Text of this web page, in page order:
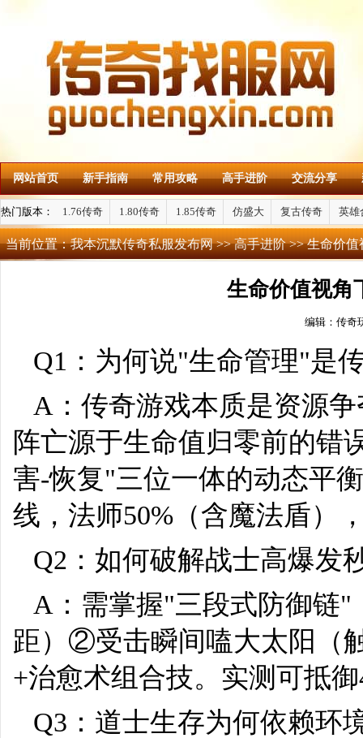
网站首页 新手指南 常用攻略 高手进阶 交流分享
热门版本： 1.76传奇 1.80传奇 1.85传奇 仿盛大 复古传奇 英雄
当前位置：我本沉默传奇私服发布网>>高手进阶>> 生命价值
生命价值视角
编辑：传奇
Q1：为何说"生命管理"是
A：传奇游戏本质是资源
阵亡源于生命值归零前的错
害-恢复"三位一体的动态平
线，法师50%（含魔法盾）
Q2：如何破解战士高爆发
A：需掌握"三段式防御链
距）②受击瞬间嗑大太阳（
+治愈术组合技。实测可抵
Q3：道士生存为何依赖环